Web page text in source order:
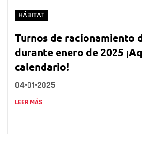
HÁBITAT
Turnos de racionamiento
durante enero de 2025
calendario!
04•01•2025
LEER MÁS